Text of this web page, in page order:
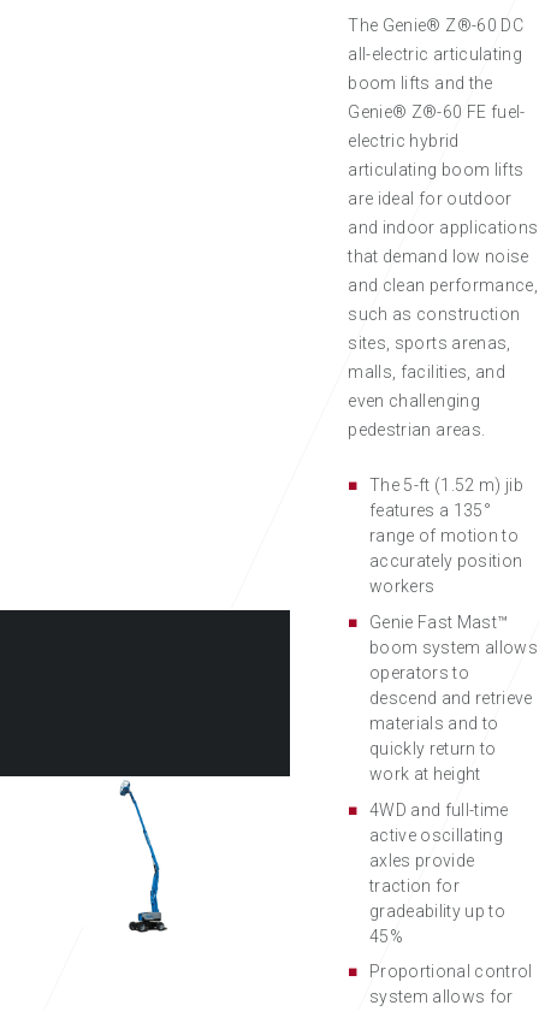
The Genie® Z®-60 DC
all-electric articulating
boom lifts and the
Genie® Z®-60 FE fuel-
electric hybrid
articulating boom lifts
are ideal for outdoor
and indoor applications
that demand low noise
and clean performance,
such as construction
sites, sports arenas,
malls, facilities, and
even challenging
pedestrian areas.
The 5-ft (1.52 m) jib
features a 135°
range of motion to
accurately position
workers
Genie Fast Mast™
boom system allows
operators to
descend and retrieve
materials and to
quickly return to
work at height
4WD and full-time
active oscillating
axles provide
traction for
gradeability up to
45%
Proportional control
system allows for